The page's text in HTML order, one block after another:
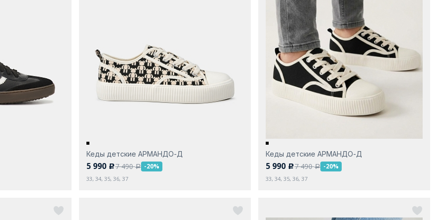
Кеды детские АРМАНДО-Д
5 990 c7 490a -20%
33, 34, 35, 36, 37
Кеды детские АРМАНДО-Д
5 990 c7 490a -20%
33, 34, 35, 36, 37